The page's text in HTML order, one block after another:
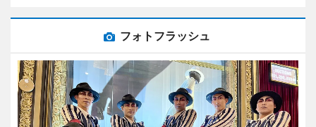
フォトフラッシュ